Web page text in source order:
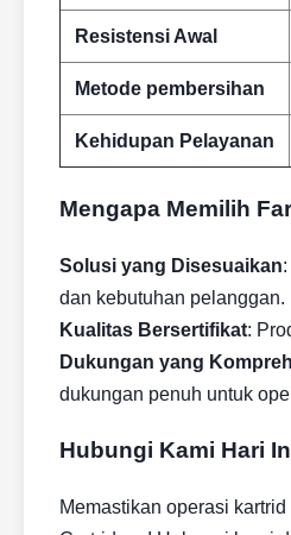
Resistensi Awal
Metode pembersihan
Kehidupan Pelayanan
Mengapa Memilih
Solusi yang Disesuaikan
dan kebutuhan pelanggan.
Kualitas Bersertifikat:
Dukungan yang
dukungan penuh untuk
Hubungi Kami Hari
Memastikan operasi